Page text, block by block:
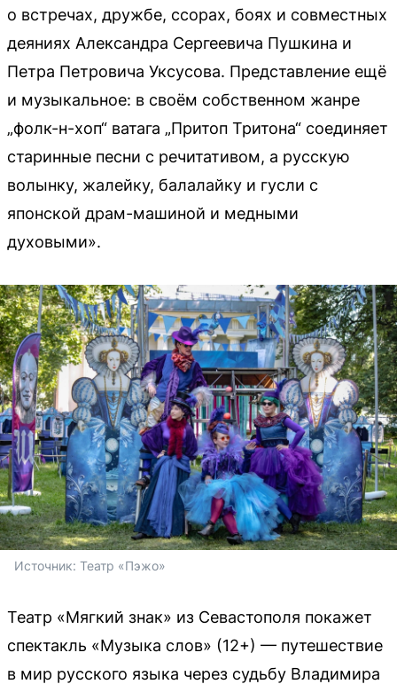
о встречах, дружбе, ссорах, боях и совместных
деяниях Александра Сергеевича Пушкина и
Петра Петровича Уксусова. Представление ещё
и музыкальное: в своём собственном жанре
„фолк-н-хоп“ ватага „Притоп Тритона“ соединяет
старинные песни с речитативом, а русскую
волынку, жалейку, балалайку и гусли с
японской драм-машиной и медными
духовыми».
Источник: Театр «Пэжо»
Театр «Мягкий знак» из Севастополя покажет
спектакль «Музыка слов» (12+) — путешествие
в мир русского языка через судьбу Владимира